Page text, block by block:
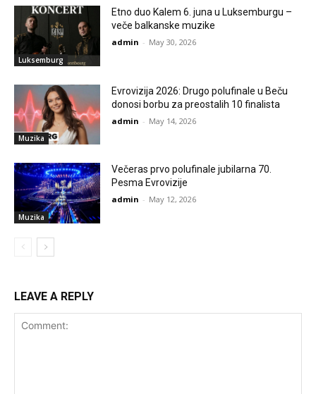
Luksemburg
Etno duo Kalem 6. juna u Luksemburgu –
veče balkanske muzike
admin - May 30, 2026
Muzika
Evrovizija 2026: Drugo polufinale u Beču
donosi borbu za preostalih 10 finalista
admin - May 14, 2026
Muzika
Večeras prvo polufinale jubilarna 70.
Pesma Evrovizije
admin - May 12, 2026
LEAVE A REPLY